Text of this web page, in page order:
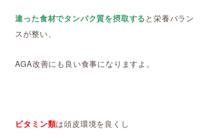
違った食材でタンパク質を摂取すると栄養バラン
スが整い、
AGA改善にも良い食事になりますよ。
ビタミン類は頭皮環境を良くし